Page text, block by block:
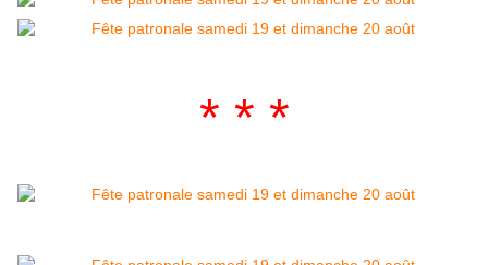
* * *